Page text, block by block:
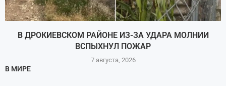
В ДРОКИЕВСКОМ РАЙОНЕ ИЗ-ЗА УДАРА МОЛНИИ
ВСПЫХНУЛ ПОЖАР
7 августа, 2026
В МИРЕ